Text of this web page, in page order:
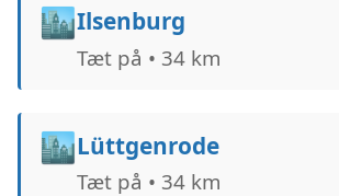
🏙️Ilsenburg
Tæt på • 34 km
🏙️Lüttgenrode
Tæt på • 34 km